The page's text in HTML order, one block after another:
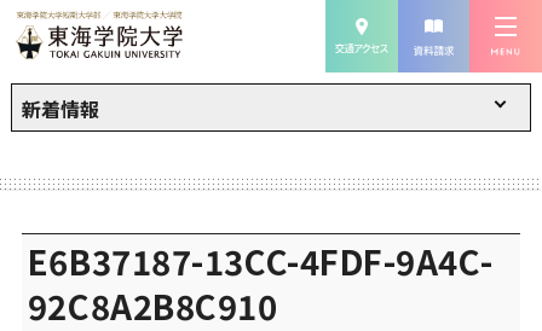
新着情報
E6B37187-13CC-4FDF-9A4C-
92C8A2B8C910